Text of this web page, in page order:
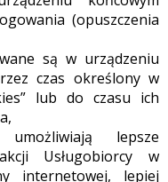
(opuszczenia
są w urządzeniu
czas określony w
lub do czasu ich
umożliwiają lepsze
Usługobiorcy w
internetowej, lepiej